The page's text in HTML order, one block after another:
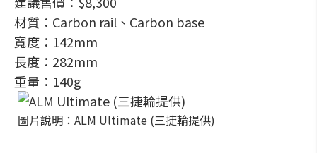
材質：Carbon rail、Carbon base
寬度：142mm
長度：282mm
重量：140g
圖片說明：ALM Ultimate (三捷輪提供)